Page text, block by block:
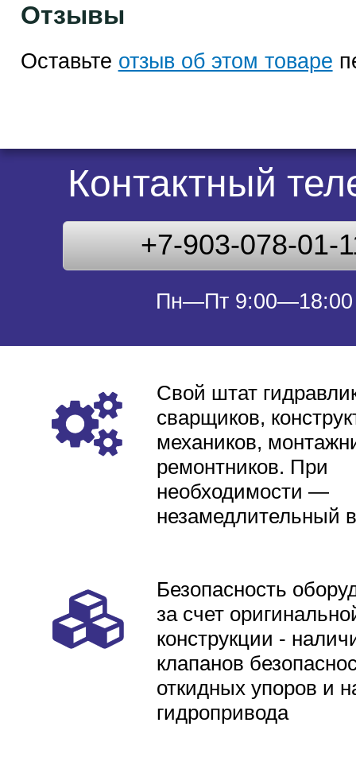
Отзывы
Оставьте отзыв об этом товаре
Контактный
+7-903-078-01-
Пн—Пт 9:00—18:00
Свой штат
сварщиков,
механиков,
ремонтников. При
необходимости —
незамедлительный
Безопасность
за счет
конструкции -
клапанов
откидных упоров и
гидропривода